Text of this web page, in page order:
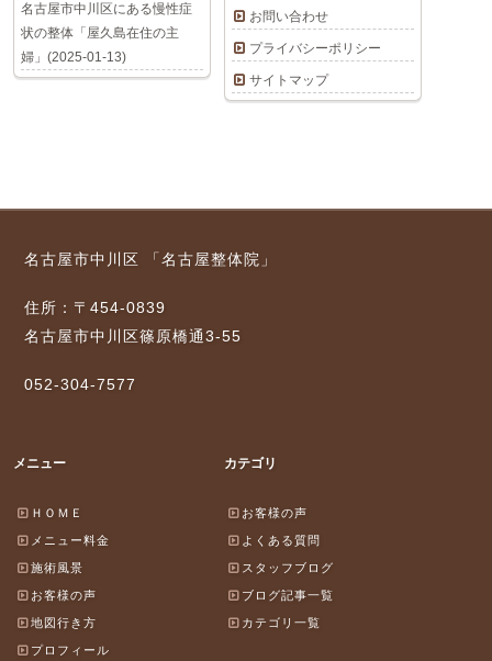
お問い合わせ
プライバシーポリシー
サイトマップ
名古屋市中川区にある慢性症
状の整体「屋久島在住の主
婦」(2025-01-13)
名古屋市中川区 「名古屋整体院」
住所：〒454-0839
名古屋市中川区篠原橋通3-55
052-304-7577
メニュー
ＨＯＭＥ
メニュー料金
施術風景
お客様の声
地図行き方
プロフィール
カテゴリ
お客様の声
よくある質問
スタッフブログ
ブログ記事一覧
カテゴリ一覧